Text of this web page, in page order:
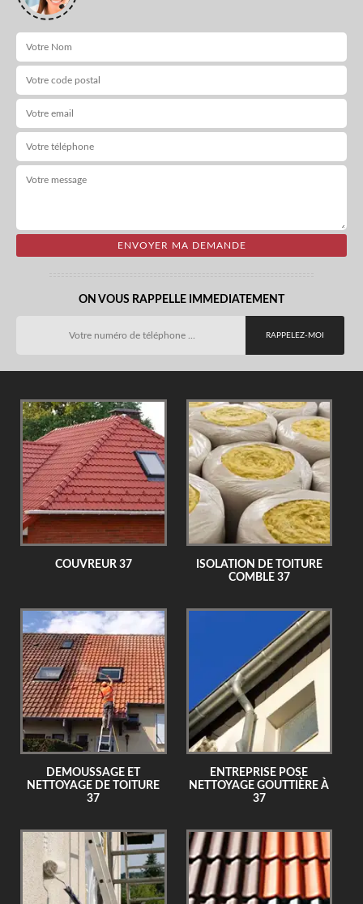
ON VOUS RAPPELLE IMMEDIATEMENT
COUVREUR 37
ISOLATION DE TOITURE
COMBLE 37
DEMOUSSAGE ET
NETTOYAGE DE TOITURE
37
ENTREPRISE POSE
NETTOYAGE GOUTTIÈRE À
37